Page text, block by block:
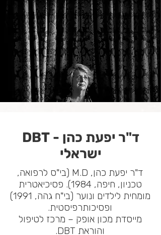
ד"ר יפעת כהן - DBT
ישראלי
ד"ר יפעת כהן, M.D (בי"ס לרפואה,
טכניון, חיפה, 1984). פסיכיאטרית
מומחית לילדים ונוער (בי"ח גהה, 1991)
ופסיכותרפיסטית.
מייסדת מכון אופק – מרכז לטיפול
והוראת DBT.